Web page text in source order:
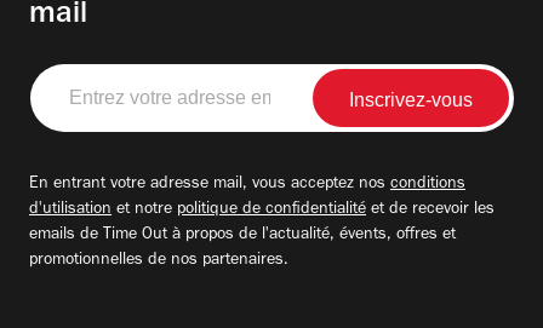
mail
Entrez
votre
adresse
En entrant votre adresse mail, vous acceptez nos conditions
d'utilisation et notre politique de confidentialité et de recevoir les
emails de Time Out à propos de l'actualité, évents, offres et
promotionnelles de nos partenaires.